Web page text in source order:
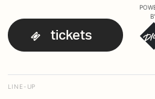
tickets
LINE-UP